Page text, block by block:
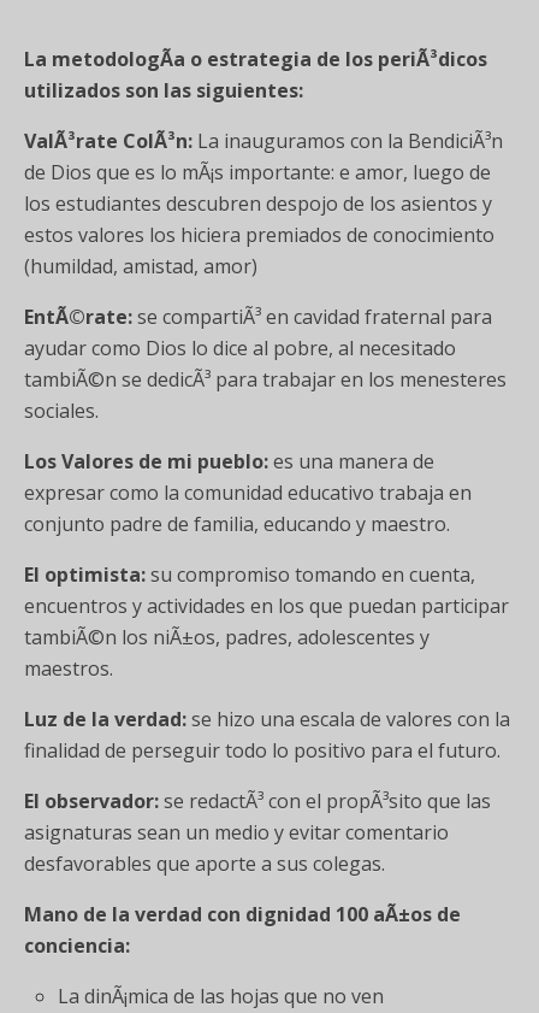
La metodologÃ­a o estrategia de los periÃ³dicos
utilizados son las siguientes:
ValÃ³rate ColÃ³n: La inauguramos con la BendiciÃ³n
de Dios que es lo mÃ¡s importante: e amor, luego de
los estudiantes descubren despojo de los asientos y
estos valores los hiciera premiados de conocimiento
(humildad, amistad, amor)
EntÃ©rate:se compartiÃ³ en cavidad fraternal para
ayudar como Dios lo dice al pobre, al necesitado
tambiÃ©n se dedicÃ³ para trabajar en los menesteres
sociales.
Los Valores de mi pueblo:es una manera de
expresar como la comunidad educativo trabaja en
conjunto padre de familia, educando y maestro.
El optimista:su compromiso tomando en cuenta,
encuentros y actividades en los que puedan participar
tambiÃ©n los niÃ±os, padres, adolescentes y
maestros.
Luz de la verdad:se hizo una escala de valores con la
finalidad de perseguir todo lo positivo para el futuro.
El observador:se redactÃ³ con el propÃ³sito que las
asignaturas sean un medio y evitar comentario
desfavorables que aporte a sus colegas.
Mano de la verdad con dignidad 100 aÃ±os de
conciencia:
La dinÃ¡mica de las hojas que no ven